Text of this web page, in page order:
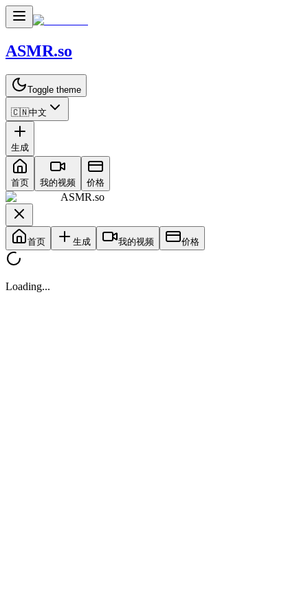
ASMR.so
Toggle theme
🇨🇳中文
生成
首页 我的视频 价格
ASMR.so
首页 生成 我的视频 价格
Loading...